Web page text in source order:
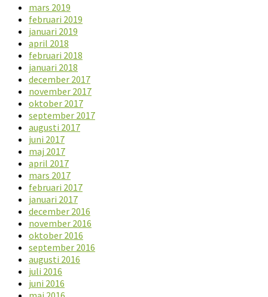
mars 2019
februari 2019
januari 2019
april 2018
februari 2018
januari 2018
december 2017
november 2017
oktober 2017
september 2017
augusti 2017
juni 2017
maj 2017
april 2017
mars 2017
februari 2017
januari 2017
december 2016
november 2016
oktober 2016
september 2016
augusti 2016
juli 2016
juni 2016